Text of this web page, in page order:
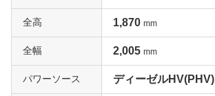
全高 1,870 mm
全幅 2,005 mm
パワーソース ディーゼルHV(PHV)